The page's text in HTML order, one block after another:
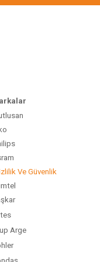
Ve Güvenlik
Arge